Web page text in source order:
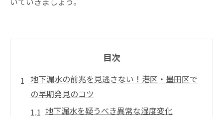
目次
地下漏水の前兆を見逃さない！港区・墨田区で
の早期発見のコツ
地下漏水を疑うべき異常な湿度変化